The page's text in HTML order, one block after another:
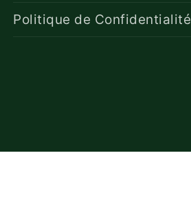
Politique de Confidentialité